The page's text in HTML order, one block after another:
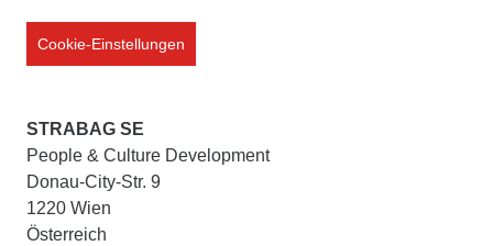
Cookie-Einstellungen
STRABAG SE
People & Culture Development
Donau-City-Str. 9
1220 Wien
Österreich